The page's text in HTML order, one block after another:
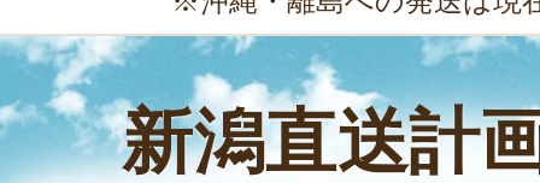
新潟直送計